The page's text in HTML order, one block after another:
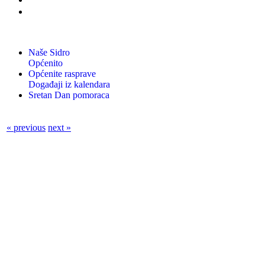
Naše Sidro
Općenito
Općenite rasprave
Događaji iz kalendara
Sretan Dan pomoraca
« previous next »